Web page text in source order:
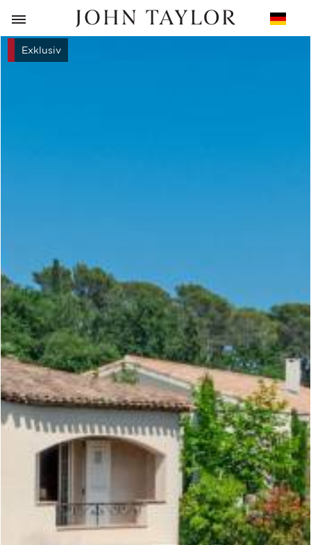
ZURÜCK
Exklusiv